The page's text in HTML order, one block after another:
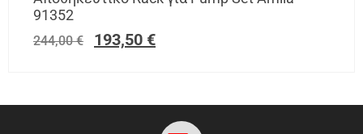
91352
244,00€ 193,50 €